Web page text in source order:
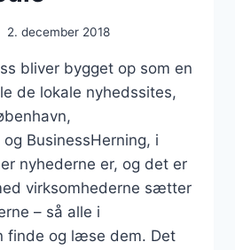
2. december 2018
bliver bygget op som en
de lokale nyhedssites,
BusinessHerning, i
nyhederne er, og det er
virksomhederne sætter
– så alle i
finde og læse dem. Det